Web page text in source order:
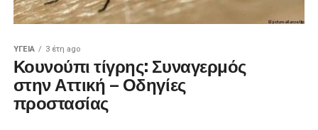
ΥΓΕΊΑ 3 έτη ago
Κουνούπι τίγρης: Συναγερμός
στην Αττική – Οδηγίες
προστασίας